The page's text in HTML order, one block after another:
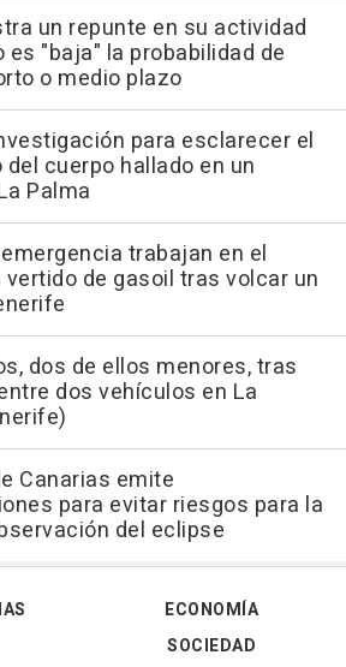
un repunte en su actividad
es "baja" la probabilidad de
o medio plazo
para esclarecer el
cuerpo hallado en un
Palma
trabajan en el
de gasoil tras volcar un
dos de ellos menores, tras
dos vehículos en La
Canarias emite
para evitar riesgos para la
del eclipse
ECONOMÍA
SOCIEDAD